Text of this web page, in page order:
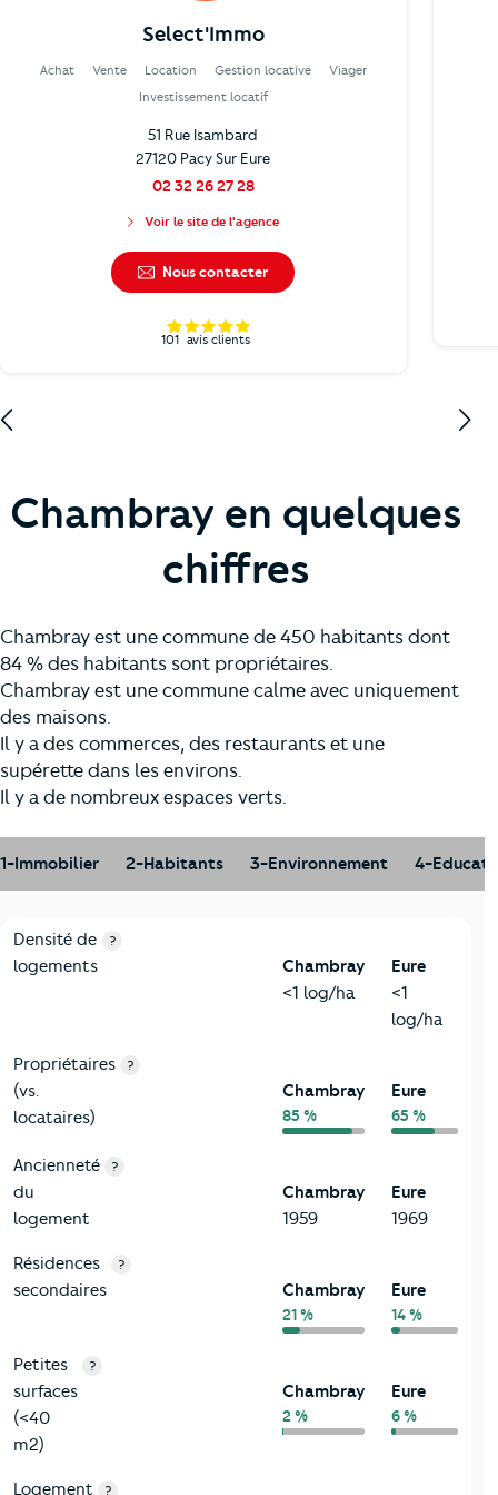
Select'Immo
Achat Vente Location Gestion locative
Viager
Investissement locatif
51 Rue Isambard
27120 Pacy Sur Eure
02 32 26 27 28
Voir le site de l'agence
Nous contacter
101 avis clients
Chambray en quelques
chiffres
Chambray est une commune de 450 habitants dont
84 % des habitants sont propriétaires.
Chambray est une commune calme avec uniquement
des maisons.
Il y a des commerces, des restaurants et une
supérette dans les environs.
Il y a de nombreux espaces verts.
1-Immobilier 2-Habitants 3-Environnement 4-
1-Immobilier
Critères Chambray
Densité de
logements
?
Chambray
<1 log/ha
Eure
<1
log/ha
Propriétaires
(vs.
locataires)
?
Chambray
85 %
Eure
65 %
Ancienneté
du
logement
?
Chambray
1959
Eure
1969
Résidences
secondaires
?
Chambray
21 %
Eure
14 %
Petites
surfaces
(<40
m2)
?
Chambray
2 %
Eure
6 %
Logement ?